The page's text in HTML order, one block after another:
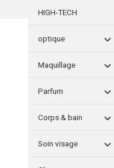
HIGH-TECH
optique
Maquillage
Parfum
Corps & bain
Soin visage